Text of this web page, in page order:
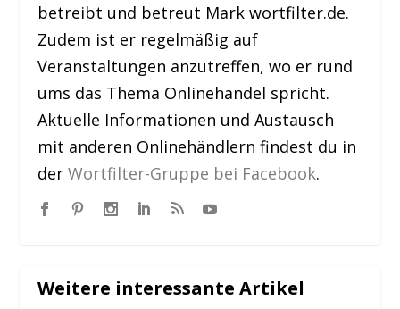
betreibt und betreut Mark wortfilter.de.
Zudem ist er regelmäßig auf
Veranstaltungen anzutreffen, wo er rund
ums das Thema Onlinehandel spricht.
Aktuelle Informationen und Austausch
mit anderen Onlinehändlern findest du in
derWortfilter-Gruppe bei Facebook.
Weitere interessante Artikel